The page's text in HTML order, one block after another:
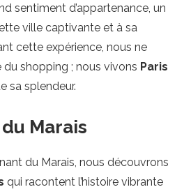
sentiment d’appartenance, un
ville captivante et à sa
cette expérience, nous ne
shopping ; nous vivons Paris
sa splendeur.
Marais
du Marais, nous découvrons
qui racontent l’histoire vibrante